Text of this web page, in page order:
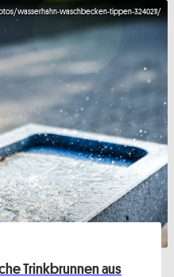
wasserhahn-waschbecken-tippen-3240211/
Trinkbrunnen aus